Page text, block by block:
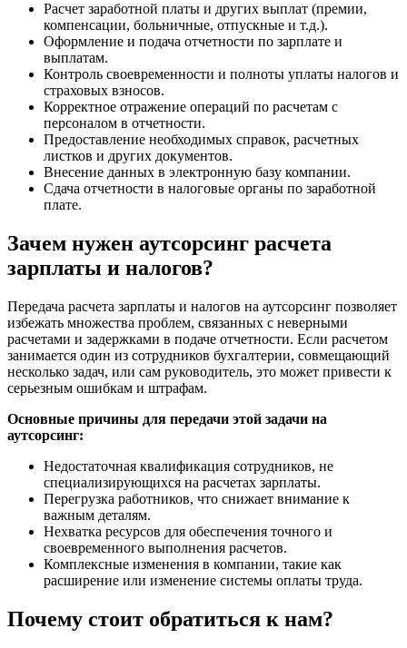
Расчет заработной платы и других выплат (премии,
компенсации, больничные, отпускные и т.д.).
Оформление и подача отчетности по зарплате и
выплатам.
Контроль своевременности и полноты уплаты налогов и
страховых взносов.
Корректное отражение операций по расчетам с
персоналом в отчетности.
Предоставление необходимых справок, расчетных
листков и других документов.
Внесение данных в электронную базу компании.
Сдача отчетности в налоговые органы по заработной
плате.
Зачем нужен аутсорсинг расчета
зарплаты и налогов?
Передача расчета зарплаты и налогов на аутсорсинг позволяет
избежать множества проблем, связанных с неверными
расчетами и задержками в подаче отчетности. Если расчетом
занимается один из сотрудников бухгалтерии, совмещающий
несколько задач, или сам руководитель, это может привести к
серьезным ошибкам и штрафам.
Основные причины для передачи этой задачи на
аутсорсинг:
Недостаточная квалификация сотрудников, не
специализирующихся на расчетах зарплаты.
Перегрузка работников, что снижает внимание к
важным деталям.
Нехватка ресурсов для обеспечения точного и
своевременного выполнения расчетов.
Комплексные изменения в компании, такие как
расширение или изменение системы оплаты труда.
Почему стоит обратиться к нам?